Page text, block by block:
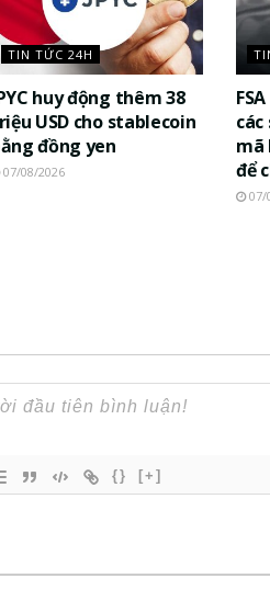
TIN TỨC 24H
huy động thêm 38
USD cho stablecoin
đồng yen
07/08/2026
mã
để
07/
{} [+]